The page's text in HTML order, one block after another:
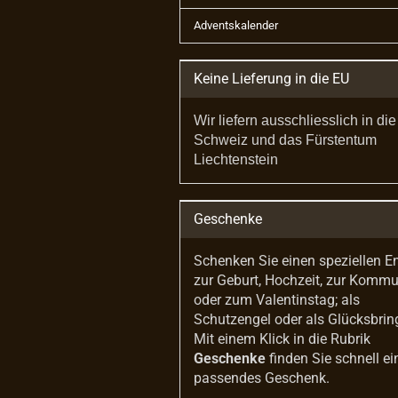
Adventskalender
Keine Lieferung in die EU
Wir liefern ausschliesslich in die
Schweiz und das Fürstentum
Liechtenstein
Geschenke
Schenken Sie einen speziellen
zur Geburt, Hochzeit, zur
oder zum Valentinstag; als
Schutzengel oder als
Mit einem Klick in die Rubrik
Geschenke finden Sie schnell
passendes Geschenk.